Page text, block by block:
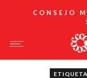
CONSEJO